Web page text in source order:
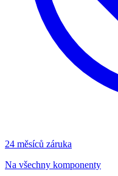
24 měsíců záruka
Na všechny komponenty